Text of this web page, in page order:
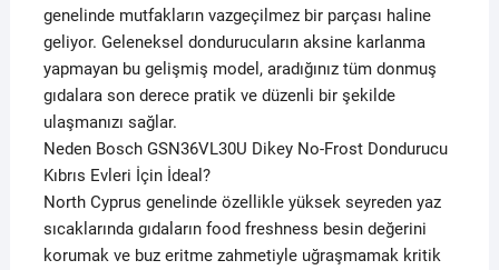
genelinde mutfakların vazgeçilmez bir parçası haline
geliyor. Geleneksel dondurucuların aksine karlanma
yapmayan bu gelişmiş model, aradığınız tüm donmuş
gıdalara son derece pratik ve düzenli bir şekilde
ulaşmanızı sağlar.
Neden Bosch GSN36VL30U Dikey No-Frost Dondurucu
Kıbrıs Evleri İçin İdeal?
North Cyprus genelinde özellikle yüksek seyreden yaz
sıcaklarında gıdaların food freshness besin değerini
korumak ve buz eritme zahmetiyle uğraşmamak kritik